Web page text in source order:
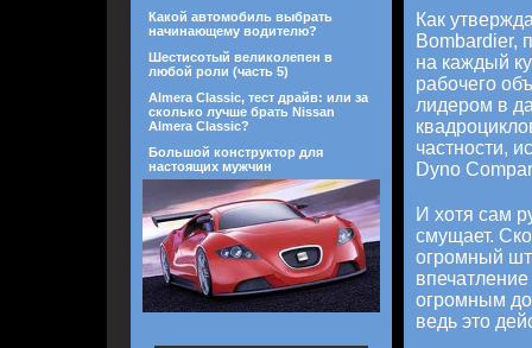
Какой автомобиль выбрать
начинающему водителю?
Шестисотый великолепен в
любой роли (часть 5)
Almera Classic, тест драйв: или за
сколько лучше брать Nissan
Almera Classic?
Большой конструктор для
настоящих мужчин
Как
Bombardier,
на каждый
рабочего
лидером в
частности,
Dyno
И хотя сам
смущает.
огромный
огромным
ведь это